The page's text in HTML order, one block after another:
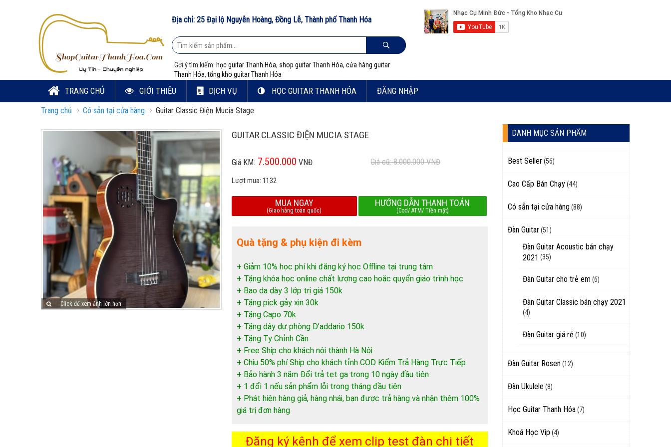
Địa chỉ: 25 Đại lộ Nguyễn Hoàng, Đồng Lễ, Thành phố Thanh Hóa
Gợi ý tìm kiếm: học guitar Thanh Hóa, shop guitar Thanh Hóa, cửa hàng guitar
Thanh Hóa,tổng kho guitar Thanh Hóa
TRANG CHỦ GIỚI THIỆU DỊCH VỤ HỌC GUITAR THANH HÓA ĐĂNG NHẬP
Trang chủ › Có sẵn tại cửa hàng › Guitar Classic Điện Mucia Stage
Click để xem ảnh lớn hơn
GUITAR CLASSIC ĐIỆN MUCIA STAGE
Giá KM: 7.500.000 VNĐ Giá cũ: 8.000.000VNĐ
Lượt mua: 1132
MUA NGAY
(Giao hàng toàn quốc)
HƯỚNG DẪN THANH TOÁN
(Cod/ ATM/ Tiền mặt)
Quà tặng & phụ kiện đi kèm
+ Giảm 10% học phí khi đăng ký học Offline tại trung tâm
+ Tặng khóa học online chất lượng cao hoặc quyển giáo trình học
+ Bao da dày 3 lớp trị giá 150k
+ Tặng pick gảy xịn 30k
+ Tặng Capo 70k
+ Tặng dây dự phòng D’addario 150k
+ Tặng Ty Chỉnh Cần
+ Free Ship cho khách nội thành Hà Nội
+ Chịu 50% phí Ship cho khách tỉnh COD Kiểm Trả Hàng Trực Tiếp
+ Bảo hành 3 năm Đổi trả tẹt ga trong 10 ngày đầu tiên
+ 1 đổi 1 nếu sản phẩm lỗi trong tháng đầu tiên
+ Phát hiện hàng giả, hàng nhái, bạn được trả hàng và nhận thêm 100%
giá trị đơn hàng
Đăng ký kênh để xem clip test đàn chi tiết
DANH MỤC SẢN PHẨM
Best Seller(56)
Cao Cấp Bán Chạy(44)
Có sẵn tại cửa hàng(88)
Đàn Guitar(51)
Đàn Guitar Acoustic bán chạy
2021 (35)
Đàn Guitar cho trẻ em (6)
Đàn Guitar Classic bán chạy 2021
(4)
Đàn Guitar giá rẻ (10)
Đàn Guitar Rosen (12)
Đàn Ukulele (8)
Học Guitar Thanh Hóa(7)
Khoá Học Vip (4)